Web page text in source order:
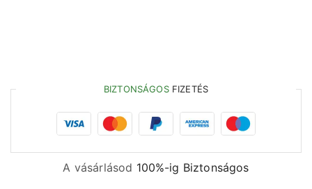
BIZTONSÁGOSFIZETÉS
A vásárlásod 100%-ig Biztonságos